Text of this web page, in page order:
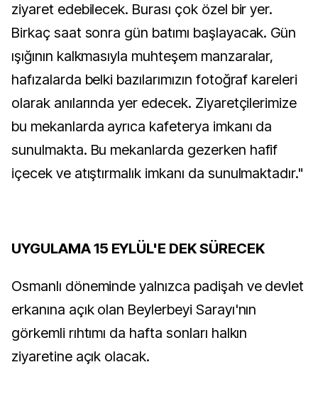
ziyaret edebilecek. Burası çok özel bir yer.
Birkaç saat sonra gün batımı başlayacak. Gün
ışığının kalkmasıyla muhteşem manzaralar,
hafızalarda belki bazılarımızın fotoğraf kareleri
olarak anılarında yer edecek. Ziyaretçilerimize
bu mekanlarda ayrıca kafeterya imkanı da
sunulmakta. Bu mekanlarda gezerken hafif
içecek ve atıştırmalık imkanı da sunulmaktadır."
UYGULAMA 15 EYLÜL'E DEK SÜRECEK
Osmanlı döneminde yalnızca padişah ve devlet
erkanına açık olan Beylerbeyi Sarayı'nın
görkemli rıhtımı da hafta sonları halkın
ziyaretine açık olacak.